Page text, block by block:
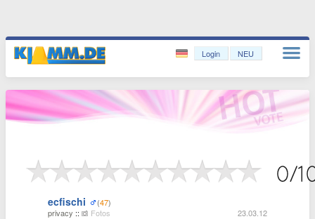
Login NEU
ecfischi (47)
privacy :: Fotos 23.03.12